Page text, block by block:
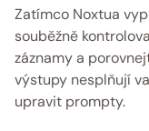
Zatímco Noxtua
souběžně
záznamy a
výstupy nesplňují
upravit prompty.